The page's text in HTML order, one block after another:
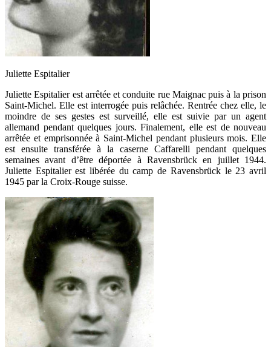
Juliette Espitalier
Juliette Espitalier est arrêtée et conduite rue Maignac puis à la prison
Saint-Michel. Elle est interrogée puis relâchée. Rentrée chez elle, le
moindre de ses gestes est surveillé, elle est suivie par un agent
allemand pendant quelques jours. Finalement, elle est de nouveau
arrêtée et emprisonnée à Saint-Michel pendant plusieurs mois. Elle
est ensuite transférée à la caserne Caffarelli pendant quelques
semaines avant d’être déportée à Ravensbrück en juillet 1944.
Juliette Espitalier est libérée du camp de Ravensbrück le 23 avril
1945 par la Croix-Rouge suisse.